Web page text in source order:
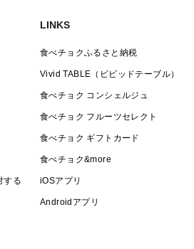
できるよう、スタッフ一同、
☆
の環境」
〜
量を誇る、青森県。
恵みを受けた広大な津軽平野
を育てています。
、青森県特有の長い冬の気候、
する
LINKS
食べチョクふるさと納税
Vivid TABLE（ビビッドテーブル）
食べチョク コンシェルジュ
食べチョク フルーツセレクト
食べチョク ギフトカード
食べチョク&more
iOSアプリ
Androidアプリ